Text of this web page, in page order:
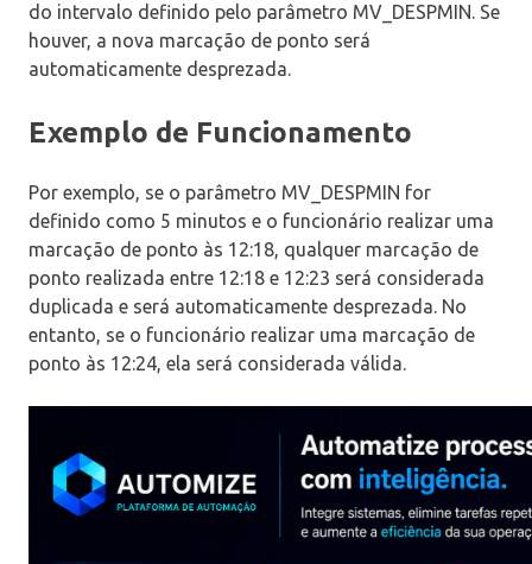
do intervalo definido pelo parâmetro MV_DESPMIN. Se
houver, a nova marcação de ponto será
automaticamente desprezada.
Exemplo de Funcionamento
Por exemplo, se o parâmetro MV_DESPMIN for
definido como 5 minutos e o funcionário realizar uma
marcação de ponto às 12:18, qualquer marcação de
ponto realizada entre 12:18 e 12:23 será considerada
duplicada e será automaticamente desprezada. No
entanto, se o funcionário realizar uma marcação de
ponto às 12:24, ela será considerada válida.